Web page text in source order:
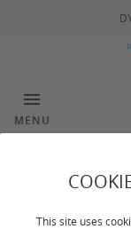
This site uses
MENU